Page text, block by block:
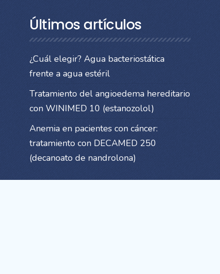
Últimos artículos
¿Cuál elegir? Agua bacteriostática
frente a agua estéril
Tratamiento del angioedema hereditario
con WINIMED 10 (estanozolol)
Anemia en pacientes con cáncer:
tratamiento con DECAMED 250
(decanoato de nandrolona)